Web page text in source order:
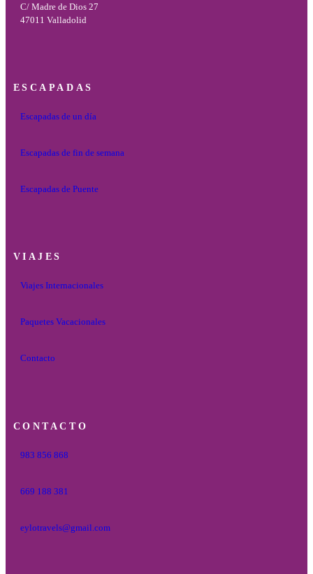
C/ Madre de Dios 27
47011 Valladolid
ESCAPADAS
Escapadas de un día
Escapadas de fin de semana
Escapadas de Puente
VIAJES
Viajes Internacionales
Paquetes Vacacionales
Contacto
CONTACTO
983 856 868
669 188 381
eylotravels@gmail.com